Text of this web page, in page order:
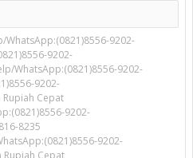
WhatsApp:(0821)8556-9202-
9202-
WhatsApp:(0821)8556-9202-
9202-
Cepat
9202-
8235
9202-
Rupiah Cepat